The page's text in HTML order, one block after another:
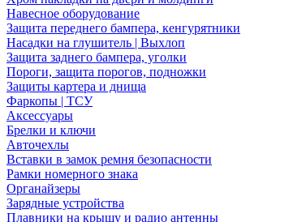
Навесное оборудование
Защита переднего бампера, кенгурятники
Насадки на глушитель | Выхлоп
Защита заднего бампера, уголки
Пороги, защита порогов, подножки
Защиты картера и днища
Фаркопы | ТСУ
Аксессуары
Брелки и ключи
Авточехлы
Вставки в замок ремня безопасности
Рамки номерного знака
Органайзеры
Зарядные устройства
Плавники на крышу и радио антенны